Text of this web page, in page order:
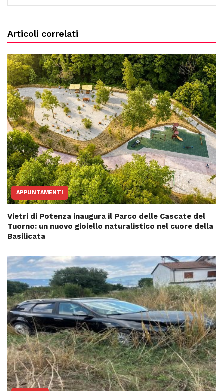
Articoli correlati
APPUNTAMENTI
Vietri di Potenza inaugura il Parco delle Cascate del
Tuorno: un nuovo gioiello naturalistico nel cuore della
Basilicata